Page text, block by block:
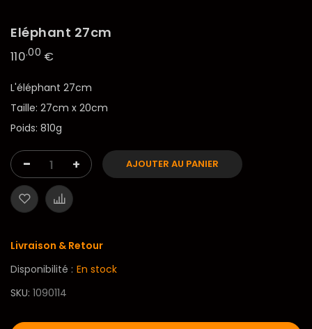
Eléphant 27cm
110.00 €
L'éléphant 27cm
Taille: 27cm x 20cm
Poids: 810g
- + AJOUTER AU PANIER
Livraison & Retour
Disponibilité : En stock
SKU 1090114